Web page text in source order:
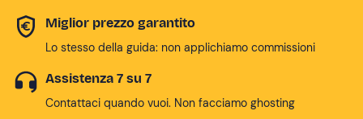
Miglior prezzo garantito
Lo stesso della guida: non applichiamo commissioni
Assistenza 7 su 7
Contattaci quando vuoi. Non facciamo ghosting